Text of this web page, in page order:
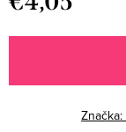
cena:
Značka: